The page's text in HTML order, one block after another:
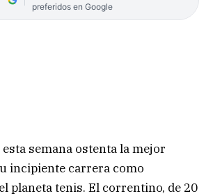
preferidos en Google
semana ostenta la mejor
incipiente carrera como
planeta tenis. El correntino, de 20